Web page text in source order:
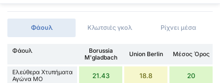
Φάουλ Κλωτσιές γκολ Ρίχνει μέσα
Φάουλ
Borussia
M'gladbach
Union Berlin Μέσος Όρος
Ελεύθερα Χτυπήματα
Αγώνα ΜΟ
21.43 18.8 20